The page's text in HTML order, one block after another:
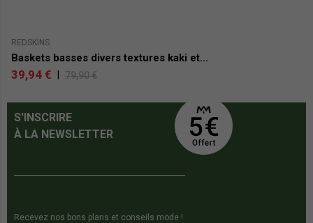
REDSKINS
Baskets basses divers textures kaki et...
39,94 € | 79,90 €
S'INSCRIRE
À LA NEWSLETTER
Recevez nos bons plans et conseils mode !